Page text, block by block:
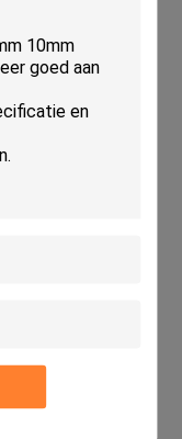
beschermende
en Desktop-